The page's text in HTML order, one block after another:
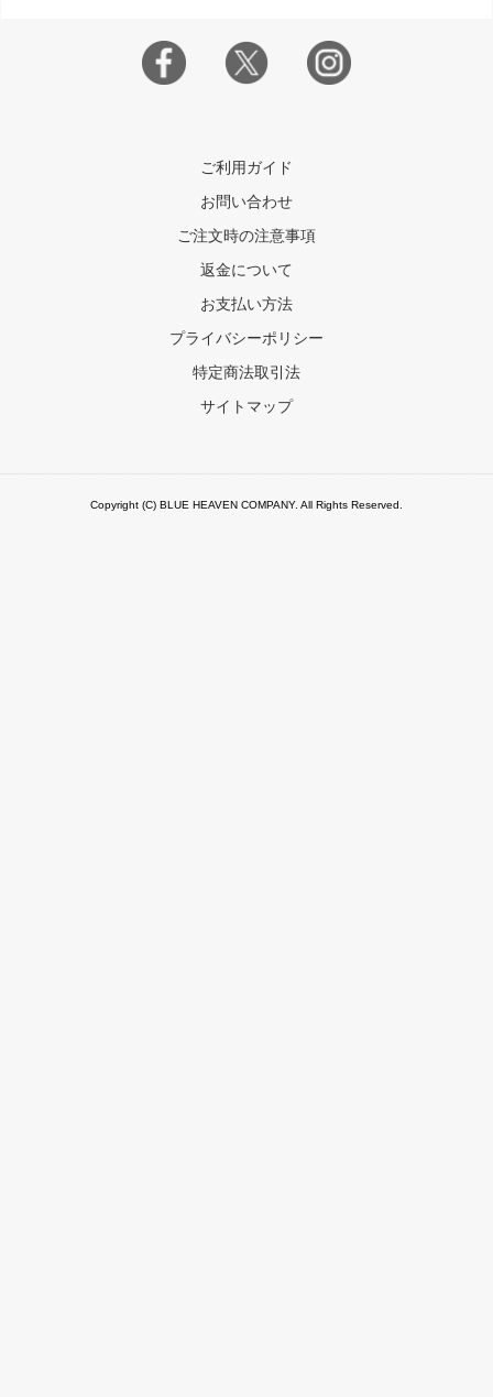
ご利用ガイド
お問い合わせ
ご注文時の注意事項
返金について
お支払い方法
プライバシーポリシー
特定商法取引法
サイトマップ
Copyright (C) BLUE HEAVEN COMPANY. All Rights Reserved.